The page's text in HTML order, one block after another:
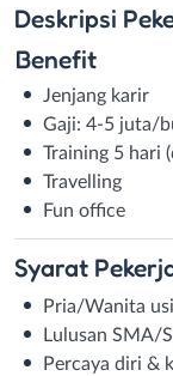
Deskripsi
Benefit
Jenjang karir
Gaji: 4-5 juta/
Training 5 hari
Travelling
Fun office
Syarat
Pria/Wanita
Lulusan SMA/
Percaya diri &